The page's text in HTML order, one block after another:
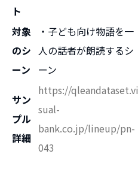
ト
対象
のシ
ーン
・子ども向け物語を一
人の話者が朗読するシ
ーン
サン
プル
詳細
https://qleandataset.vi
sual-
bank.co.jp/lineup/pn-
043